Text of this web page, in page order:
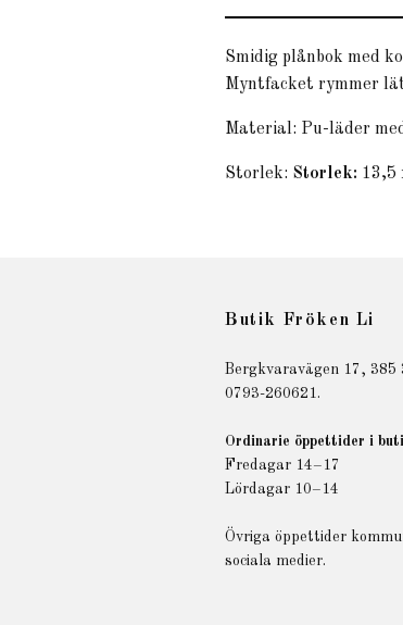
Smidig plånbok med
Myntfacket rymmer
Material: Pu-läder
Storlek: Storlek: 13,5
Butik Fröken Li
Bergkvaravägen 17, 385
0793-260621.
Ordinarie öppettider i
Fredagar 14–17
Lördagar 10–14
Övriga öppettider
sociala medier.